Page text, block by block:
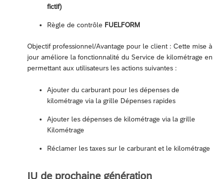
fictif)
Règle de contrôle FUELFORM
Objectif professionnel/Avantage pour le client : Cette mise à
jour améliore la fonctionnalité du Service de kilométrage en
permettant aux utilisateurs les actions suivantes :
Ajouter du carburant pour les dépenses de
kilométrage via la grille Dépenses rapides
Ajouter les dépenses de kilométrage via la grille
Kilométrage
Réclamer les taxes sur le carburant et le kilométrage
IU de prochaine génération